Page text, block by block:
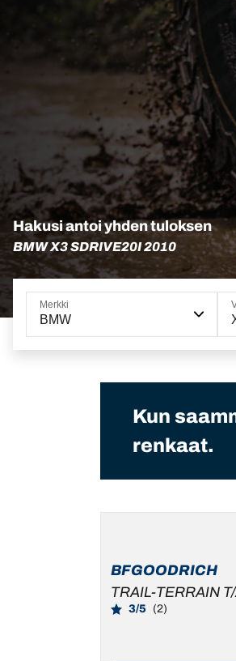
Hakusi antoi yhden tuloksen
BMW X3 SDRIVE20I 2010
Merkki
BMW
Kun
renkaat.
BFGOODRICH
TRAIL-TERRAIN
3/5 (2)